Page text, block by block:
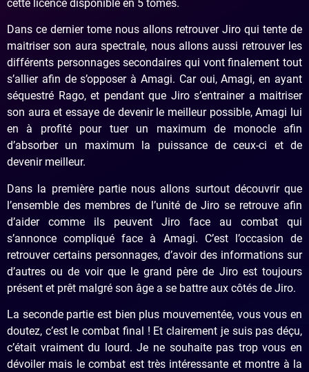
cette licence disponible en 5 tomes.
Dans ce dernier tome nous allons retrouver Jiro qui tente de
maitriser son aura spectrale, nous allons aussi retrouver les
différents personnages secondaires qui vont finalement tout
s’allier afin de s’opposer à Amagi. Car oui, Amagi, en ayant
séquestré Rago, et pendant que Jiro s’entrainer a maitriser
son aura et essaye de devenir le meilleur possible, Amagi lui
en à profité pour tuer un maximum de monocle afin
d’absorber un maximum la puissance de ceux-ci et de
devenir meilleur.
Dans la première partie nous allons surtout découvrir que
l’ensemble des membres de l’unité de Jiro se retrouve afin
d’aider comme ils peuvent Jiro face au combat qui
s’annonce compliqué face à Amagi. C’est l’occasion de
retrouver certains personnages, d’avoir des informations sur
d’autres ou de voir que le grand père de Jiro est toujours
présent et prêt malgré son âge a se battre aux côtés de Jiro.
La seconde partie est bien plus mouvementée, vous vous en
doutez, c’est le combat final ! Et clairement je suis pas déçu,
c’était vraiment du lourd. Je ne souhaite pas trop vous en
dévoiler mais le combat est très intéressante et montre à la